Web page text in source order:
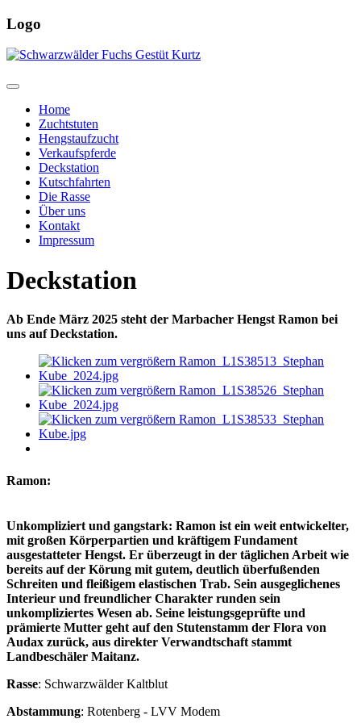
Logo
Home
Zuchtstuten
Hengstaufzucht
Verkaufspferde
Deckstation
Kutschfahrten
Die Rasse
Über uns
Kontakt
Impressum
Deckstation
Ab Ende März 2025 steht der Marbacher Hengst Ramon bei
uns auf Deckstation.
Ramon:
großen Körperpartien und kräftigem Fundament ausgestatteter
Hengst. Er überzeugt in der täglichen Arbeit wie bereits auf der
Körung mit gutem, deutlich überfußenden Schreiten und fleißigem
elastischen Trab. Sein ausgeglichenes Interieur und freundlicher
Charakter runden sein unkompliziertes Wesen ab. Seine
leistungsgeprüfte und prämierte Mutter geht auf den Stutenstamm
der Flora von Audax zurück, aus direkter Verwandtschaft stammt
Landbeschäler Maitanz.
Unkompliziert und gangstark: Ramon ist ein weit entwickelter,
mit großen Körperpartien und kräftigem Fundament
ausgestatteter Hengst. Er überzeugt in der täglichen Arbeit wie
bereits auf der Körung mit gutem, deutlich überfußenden
Schreiten und fleißigem elastischen Trab. Sein ausgeglichenes
Interieur und freundlicher Charakter runden sein
unkompliziertes Wesen ab. Seine leistungsgeprüfte und
prämierte Mutter geht auf den Stutenstamm der Flora von
Audax zurück, aus direkter Verwandtschaft stammt
Landbeschäler Maitanz.
Rasse: Schwarzwälder Kaltblut
Abstammung: Rotenberg - LVV Modem